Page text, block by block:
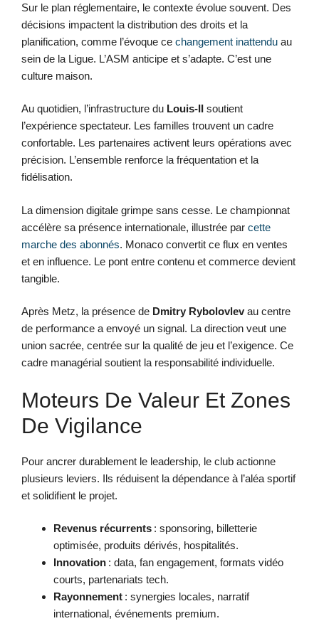
Sur le plan réglementaire, le contexte évolue souvent. Des
décisions impactent la distribution des droits et la
planification, comme l’évoque ce changement inattendu au
sein de la Ligue. L’ASM anticipe et s’adapte. C’est une
culture maison.
Au quotidien, l’infrastructure du Louis-II soutient
l’expérience spectateur. Les familles trouvent un cadre
confortable. Les partenaires activent leurs opérations avec
précision. L’ensemble renforce la fréquentation et la
fidélisation.
La dimension digitale grimpe sans cesse. Le championnat
accélère sa présence internationale, illustrée par cette
marche des abonnés. Monaco convertit ce flux en ventes
et en influence. Le pont entre contenu et commerce devient
tangible.
Après Metz, la présence de Dmitry Rybolovlevau centre
de performance a envoyé un signal. La direction veut une
union sacrée, centrée sur la qualité de jeu et l’exigence. Ce
cadre managérial soutient la responsabilité individuelle.
Moteurs De Valeur Et Zones
De Vigilance
Pour ancrer durablement le leadership, le club actionne
plusieurs leviers. Ils réduisent la dépendance à l’aléa sportif
et solidifient le projet.
Revenus récurrents : sponsoring, billetterie
optimisée, produits dérivés, hospitalités.
Innovation : data, fan engagement, formats vidéo
courts, partenariats tech.
Rayonnement : synergies locales, narratif
international, événements premium.